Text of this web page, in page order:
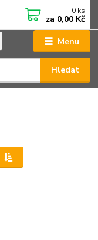
Menu
Hledat
0 ks
za 0,00 Kč